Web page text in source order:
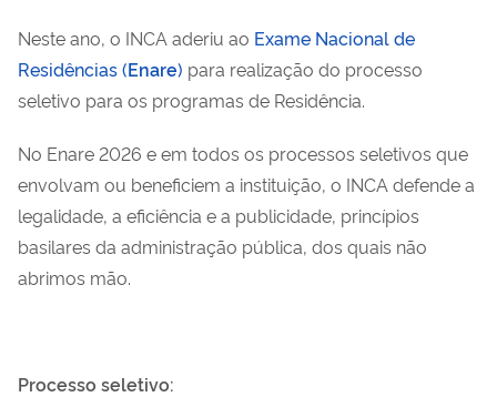
Neste ano, o INCA aderiu ao Exame Nacional de
Residências (Enare) para realização do processo
seletivo para os programas de Residência.
No Enare 2026 e em todos os processos seletivos que
envolvam ou beneficiem a instituição, o INCA defende a
legalidade, a eficiência e a publicidade, princípios
basilares da administração pública, dos quais não
abrimos mão.
Processo seletivo: